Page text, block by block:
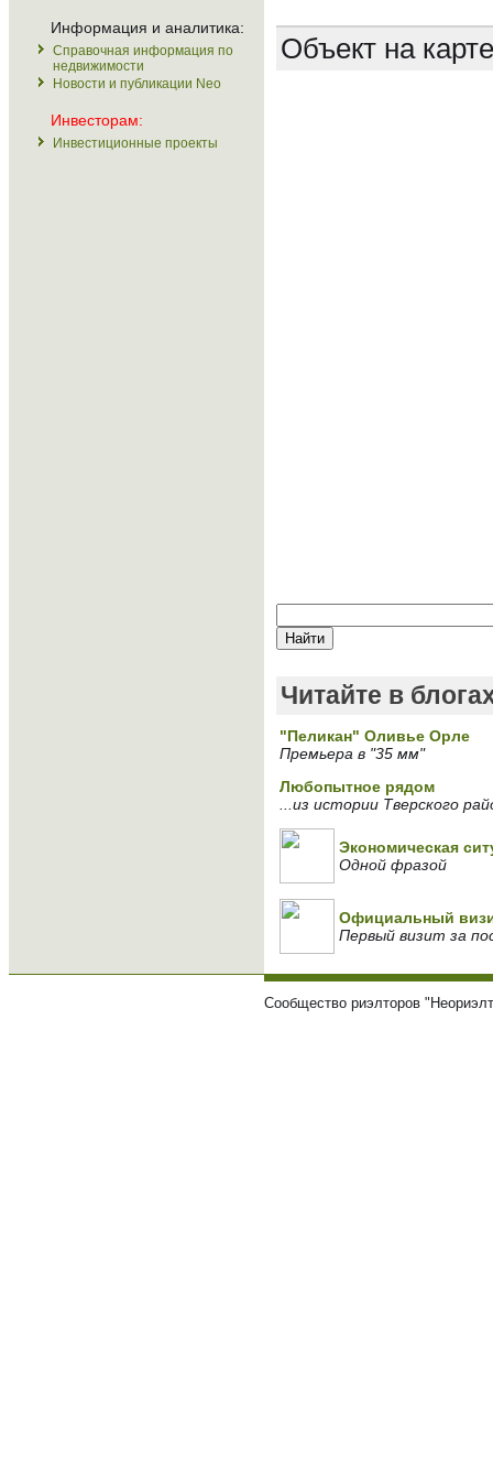
Информация и аналитика:
Справочная информация по
недвижимости
Новости и публикации Neo
Инвесторам:
Инвестиционные проекты
Объект на карте
Читайте в
"Пеликан" Оливье Орле
Премьера в "35 мм"
Любопытное рядом
...из истории Тверского
Экономическая
Одной фразой
Официальный
Первый визит за
Сообщество риэлторов